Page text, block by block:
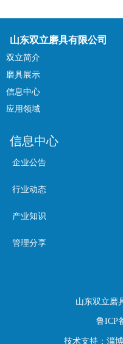
山东双立磨具有限公司
双立简介
磨具展示
信息中心
应用领域
信息中心
企业公告
行业动态
产业知识
管理分享
山东双立磨
鲁ICP
技术支持：淄